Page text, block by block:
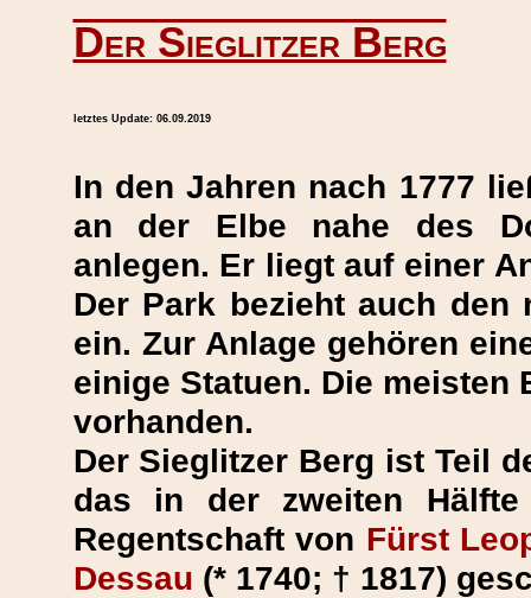
Der Sieglitzer Berg
letztes Update: 06.09.2019
In den Jahren nach 1777
an der Elbe nahe des
anlegen. Er liegt auf einer
Der Park bezieht auch
ein. Zur Anlage gehören
einige Statuen. Die
vorhanden.
Der Sieglitzer Berg ist Teil
das in der zweiten
Regentschaft von Fürst
Dessau (* 1740; † 1817)